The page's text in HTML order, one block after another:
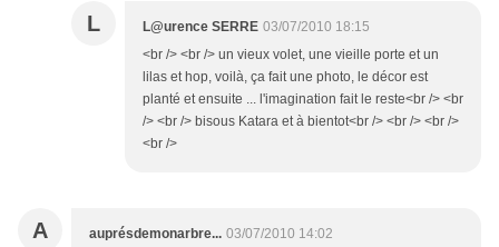
L L@urence SERRE 03/07/2010 18:15
<br /> <br /> un vieux volet, une vieille porte et un
lilas et hop, voilà, ça fait une photo, le décor est
planté et ensuite ... l'imagination fait le reste<br /> <br
/> <br /> bisous Katara et à bientot<br /> <br /> <br />
<br />
A auprésdemonarbre... 03/07/2010 14:02